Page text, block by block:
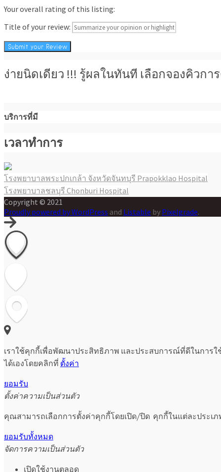
Your overall rating of this listing:
Title of your review:
ง่ายนิดเดียว !!! รู้ผลในทันที เลือกจองคิวกา
บริการที่มี
เวลาทำการ
แนะแนว
เรื่อง
โรงพยาบาลพระปกเกล้า จังหวัดจันทบุรี Prapokklao Hospital
โรงพยาบาลชลบุรี Chonburi Hospital
Copyright © 2021
Proudly powered by WordPress and Listable by Pixelgrade.
เราใช้คุกกี้เพื่อพัฒนาประสิทธิภาพ และประสบการณ์ที่ดีในการ
ได้เองโดยคลิกที่ ตั้งค่า
ยอมรับ
ตั้งค่าความเป็นส่วนตัว
คุณสามารถเลือกการตั้งค่าคุกกี้โดยเปิด/ปิด คุกกี้ในแต่ละประเ
ยอมรับทั้งหมด
จัดการความเป็นส่วนตัว
เปิดใช้งานตลอด